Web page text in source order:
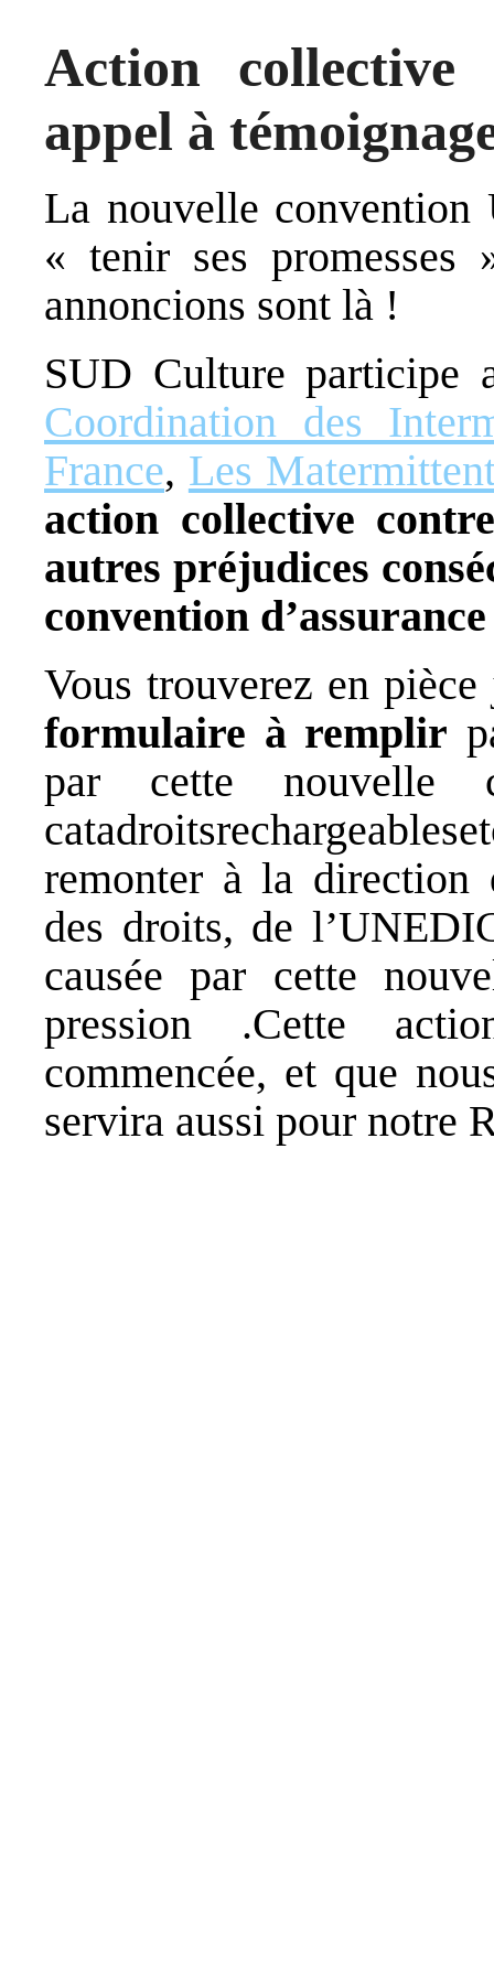
Action collective
appel à
La nouvelle
« tenir ses promesses
annoncions sont là !
SUD Culture participe
Coordination des
France, Les
action collective
autres préjudices
convention
Vous trouverez en
formulaire à remplir
par cette nouvelle
remonter à la direction
des droits, de
causée par cette
pression .Cette
commencée, et que
servira aussi pour notre